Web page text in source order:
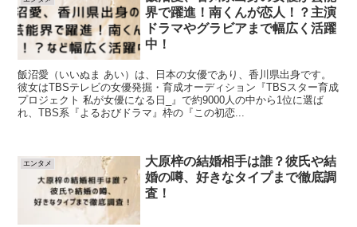
界で躍進！南くんが恋人！？主演
ドラマやグラビアまで幅広く活躍
中！
飯沼愛（いいぬま あい）は、日本の女優であり、香川県出身です。
彼女はTBSテレビの女優発掘・育成オーディション『TBSスター育成
プロジェクト 私が女優になる日_』で約9000人の中から1位に選ば
れ、TBS系『よるおびドラマ』枠の『この初恋...
エンタメ
大原梓の結婚相手は誰？彼氏や結
婚の噂、好きなタイプまで徹底調
査！